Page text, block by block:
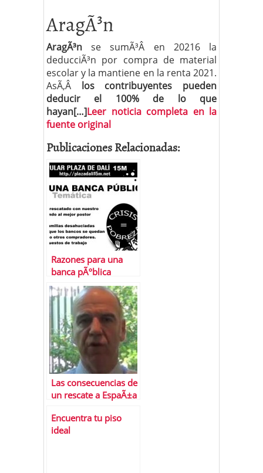
AragÃ³n
AragÃ³n se sumÃ³Â en 20216 la
deducciÃ³n por compra de material
escolar y la mantiene en la renta 2021.
AsÃ­,Â los contribuyentes pueden
deducir el 100% de lo que
hayan[…]Leer noticia completa en la
fuente original
Publicaciones Relacionadas:
Razones para una
banca pÃºblica
Las consecuencias de
un rescate a EspaÃ±a
Encuentra tu piso
ideal